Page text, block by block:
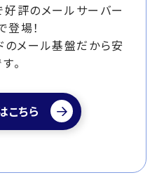
好評のメールサーバー
登場！
のメール基盤だから安
。
こちら